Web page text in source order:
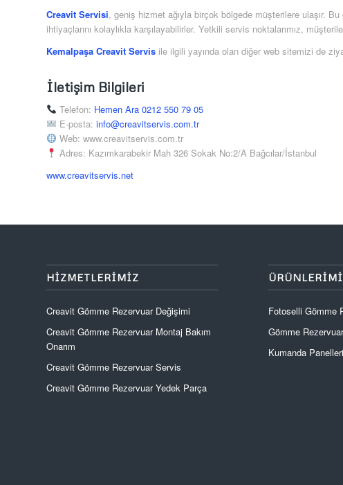
Creavit Servisi, geniş hizmet ağıyla birçok bölgede müşterilere ulaşır.
ihtiyaçlarını kolaylıkla karşılayabilirler. Yetkili servis noktalarımız,
Kemalpaşa Creavit Servis ile ilgili yayında olan diğer web sitemizi de
İletişim Bilgileri
Telefon: Hemen Ara 0212 550 79 05
E-posta: info@creavitservis.com.tr
Web: www.creavitservis.com.tr
Adres: Kazımkarabekir Mah 326 Sokak No:2/A Bağcılar/İstanbul
www.creavitservis.net
HIZMETLERIMIZ
Creavit Gömme Rezervuar Değişimi
Creavit Gömme Rezervuar Montaj Bakım
Onarım
Creavit Gömme Rezervuar Servis
Creavit Gömme Rezervuar Yedek Parça
Fotoselli Gömme
Gömme
Kumanda Panelleri